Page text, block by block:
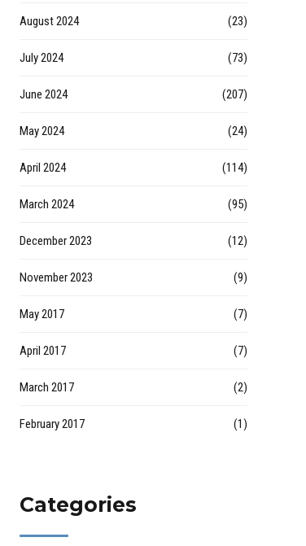
August 2024 (23)
July 2024 (73)
June 2024 (207)
May 2024 (24)
April 2024 (114)
March 2024 (95)
December 2023 (12)
November 2023 (9)
May 2017 (7)
April 2017 (7)
March 2017 (2)
February 2017 (1)
Categories